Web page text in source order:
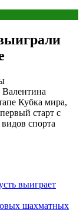
Валентина
Кубка мира,
старт с
спорта
выиграет
шахматных